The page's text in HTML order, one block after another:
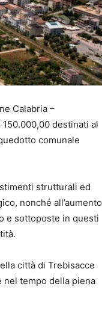
Calabria –
destinati al
comunale
strutturali ed
nonché all’aumento
e sottoposte in questi
città di Trebisacce
tempo della piena